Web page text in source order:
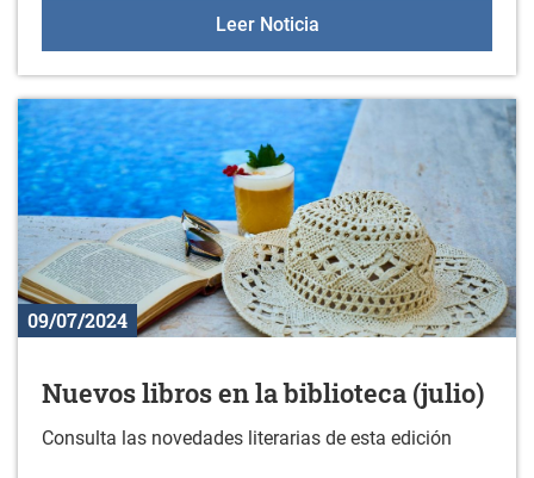
Leer NoticiaYa tenemos ganador/a
09/07/2024
Nuevos libros en la biblioteca (julio)
Consulta las novedades literarias de esta edición